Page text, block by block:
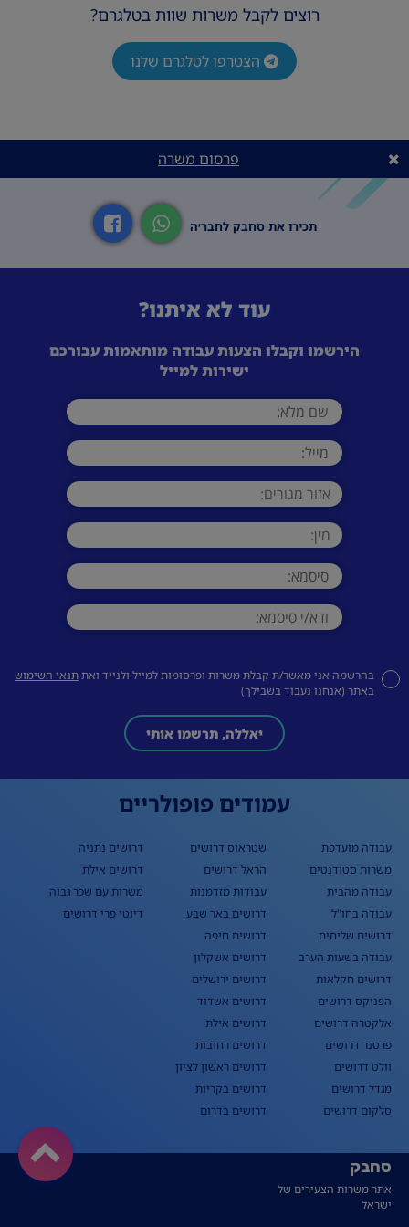
רוצים לקבל משרות שוות בטלגרם?
הצטרפו לטלגרם שלנו
פרסום משרה
תכירו את סחבק לחבר׳ה
עוד לא איתנו?
הירשמו וקבלו הצעות עבודה מותאמות עבורכם
ישירות למייל
בהרשמה אני מאשר/ת קבלת משרות ופרסומות למייל ולנייד ואתתנאי השימוש
באתר (אנחנו נעבוד בשבילך)
יאללה, תרשמו אותי
עמודים פופולריים
עבודה מועדפת
משרות סטודנטים
עבודה מהבית
עבודה בחו"ל
דרושים שליחים
עבודה בשעות הערב
דרושים חקלאות
הפניקס דרושים
אלקטרה דרושים
פרטנר דרושים
וולט דרושים
מגדל דרושים
סלקום דרושים
שטראוס דרושים
הראל דרושים
עבודות מזדמנות
דרושים באר שבע
דרושים חיפה
דרושים אשקלון
דרושים ירושלים
דרושים אשדוד
דרושים אילת
דרושים רחובות
דרושים ראשון לציון
דרושים בקריות
דרושים בדרום
דרושים נתניה
דרושים אילת
משרות עם שכר גבוה
דיוטי פרי דרושים
סחבק
אתר משרות הצעירים של
ישראל